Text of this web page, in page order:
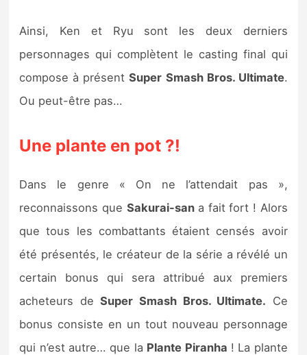
Ainsi, Ken et Ryu sont les deux derniers
personnages qui complètent le casting final qui
compose à présentSuper Smash Bros. Ultimate.
Ou peut-être pas…
Une plante en pot ?!
Dans le genre « On ne l’attendait pas »,
reconnaissons que Sakurai-sana fait fort ! Alors
que tous les combattants étaient censés avoir
été présentés, le créateur de la série a révélé un
certain bonus qui sera attribué aux premiers
acheteurs deSuper Smash Bros. Ultimate. Ce
bonus consiste en un tout nouveau personnage
qui n’est autre… que la Plante Piranha ! La plante